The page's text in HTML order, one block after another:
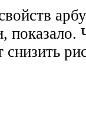
показало.